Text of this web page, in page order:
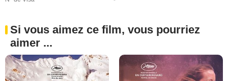
Si vous aimez ce film, vous pourriez
aimer ...